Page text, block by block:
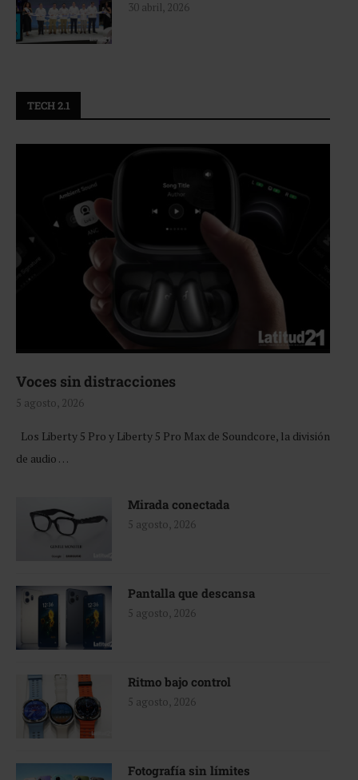
30 abril, 2026
TECH 2.1
Voces sin distracciones
5 agosto, 2026
Los Liberty 5 Pro y Liberty 5 Pro Max de Soundcore, la división
de audio …
Mirada conectada
5 agosto, 2026
Pantalla que descansa
5 agosto, 2026
Ritmo bajo control
5 agosto, 2026
Fotografía sin límites